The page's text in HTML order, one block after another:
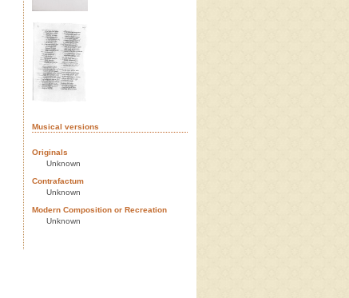
Musical versions
Originals
Unknown
Contrafactum
Unknown
Modern Composition or Recreation
Unknown